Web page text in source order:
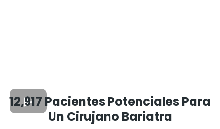
12,917 Pacientes Potenciales Para
Un Cirujano Bariatra